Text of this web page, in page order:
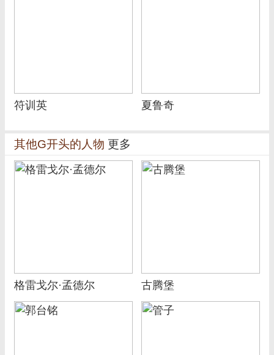
符训英 夏鲁奇
其他G开头的人物 更多
格雷戈尔·孟德尔 古腾堡